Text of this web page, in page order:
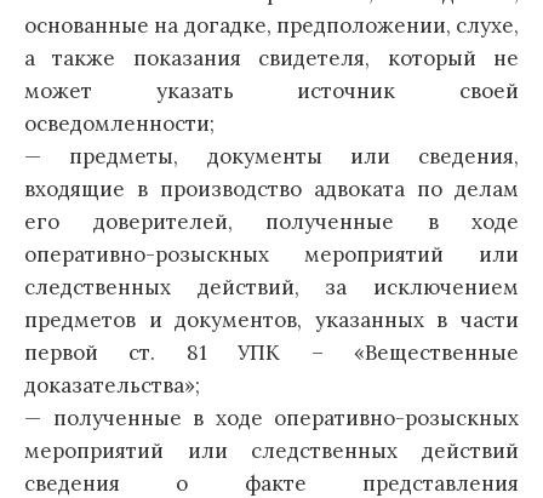
основанные на догадке, предположении, слухе,
а также показания свидетеля, который не
может указать источник своей
осведомленности;
— предметы, документы или сведения,
входящие в производство адвоката по делам
его доверителей, полученные в ходе
оперативно-розыскных мероприятий или
следственных действий, за исключением
предметов и документов, указанных в части
первой ст. 81 УПК – «Вещественные
доказательства»;
— полученные в ходе оперативно-розыскных
мероприятий или следственных действий
сведения о факте представления